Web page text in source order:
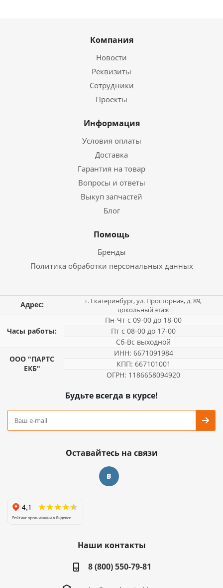
Компания
Новости
Реквизиты
Сотрудники
Проекты
Информация
Условия оплаты
Доставка
Гарантия на товар
Вопросы и ответы
Выкуп запчастей
Блог
Помощь
Бренды
Политика обработки персональных данных
Адрес:
г. Екатеринбург, ул. Просторная, д. 89,
цокольный этаж
Часы работы:
Пн-Чт с 09-00 до 18-00
Пт с 08-00 до 17-00
Сб-Вс выходной
ООО "ПАРТС
ЕКБ"
ИНН: 6671091984
КПП: 667101001
ОГРН: 1186658094920
Будьте всегда в курсе!
Оставайтесь на связи
Наши контакты
8 (800) 550-79-81